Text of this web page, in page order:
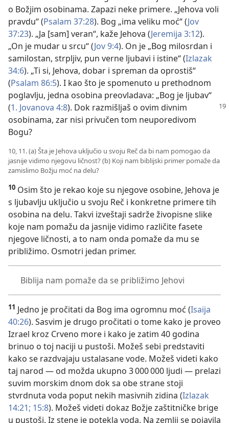
o Božjim osobinama. Zapazi neke primere. „Jehova voli
pravdu“ (Psalam 37:28). Bog „ima veliku moć“ (Jov
37:23). „Ja [sam] veran“, kaže Jehova (Jeremija 3:12).
„On je mudar u srcu“ (Jov 9:4). On je „Bog milosrdan i
samilostan, strpljiv, pun verne ljubavi i istine“ (Izlazak
34:6). „Ti si, Jehova, dobar i spreman da oprostiš“
(Psalam 86:5). I kao što je spomenuto u prethodnom
poglavlju, jedna osobina preovladava: „Bog je ljubav“
(1. Jovanova 4:8). Dok razmišljaš o ovim divnim
osobinama, zar nisi privučen tom neuporedivom
Bogu?
10, 11. (a) Šta je Jehova uključio u svoju Reč da bi nam pomogao da
jasnije vidimo njegovu ličnost? (b) Koji nam biblijski primer pomaže da
zamislimo Božju moć na delu?
10 Osim što je rekao koje su njegove osobine, Jehova je
s ljubavlju uključio u svoju Reč i konkretne primere tih
osobina na delu. Takvi izveštaji sadrže živopisne slike
koje nam pomažu da jasnije vidimo različite fasete
njegove ličnosti, a to nam onda pomaže da mu se
približimo. Osmotri jedan primer.
Biblija nam pomaže da se približimo Jehovi
11 Jedno je pročitati da Bog ima ogromnu moć (Isaija
40:26). Sasvim je drugo pročitati o tome kako je proveo
Izrael kroz Crveno more i kako je zatim 40 godina
brinuo o toj naciji u pustoši. Možeš sebi predstaviti
kako se razdvajaju ustalasane vode. Možeš videti kako
taj narod — od možda ukupno 3 000 000 ljudi — prelazi
suvim morskim dnom dok sa obe strane stoji
stvrdnuta voda poput nekih masivnih zidina (Izlazak
14:21; 15:8). Možeš videti dokaz Božje zaštitničke brige
u pustoši. Iz stene je potekla voda. Na zemlji se pojavila